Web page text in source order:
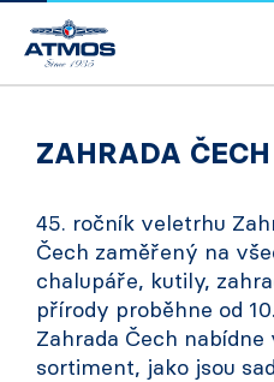
ZAHRADA
45. ročník veletrhu
Čech zaměřený na
chalupáře, kutily,
přírody proběhne od
Zahrada Čech
sortiment, jako jsou